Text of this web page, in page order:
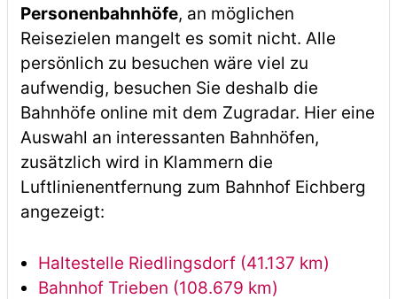
Personenbahnhöfe, an möglichen
Reisezielen mangelt es somit nicht. Alle
persönlich zu besuchen wäre viel zu
aufwendig, besuchen Sie deshalb die
Bahnhöfe online mit dem Zugradar. Hier eine
Auswahl an interessanten Bahnhöfen,
zusätzlich wird in Klammern die
Luftlinienentfernung zum Bahnhof Eichberg
angezeigt:
Haltestelle Riedlingsdorf (41.137 km)
Bahnhof Trieben (108.679 km)